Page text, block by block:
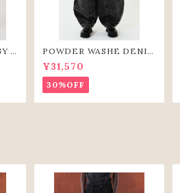
P
POWDER WASHE DENIM
CURVE PANTS(BLK)
¥31,570
30%OFF